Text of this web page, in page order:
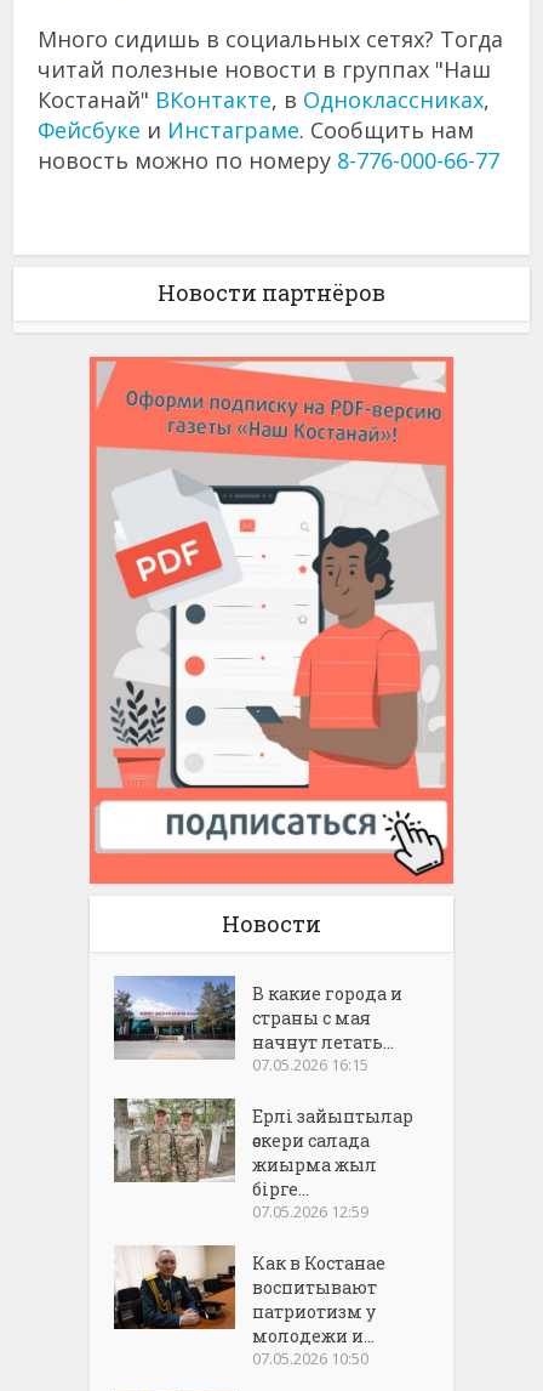
Много сидишь в социальных сетях? Тогда
читай полезные новости в группах "Наш
Костанай" ВКонтакте, в Одноклассниках,
Фейсбуке и Инстаграме. Сообщить нам
новость можно по номеру 8-776-000-66-77
Новости партнёров
Новости
В какие города и
страны с мая
начнут летать...
07.05.2026 16:15
Ерлі зайыптылар
әскери салада
жиырма жыл
бірге...
07.05.2026 12:59
Как в Костанае
воспитывают
патриотизм у
молодежи и...
07.05.2026 10:50